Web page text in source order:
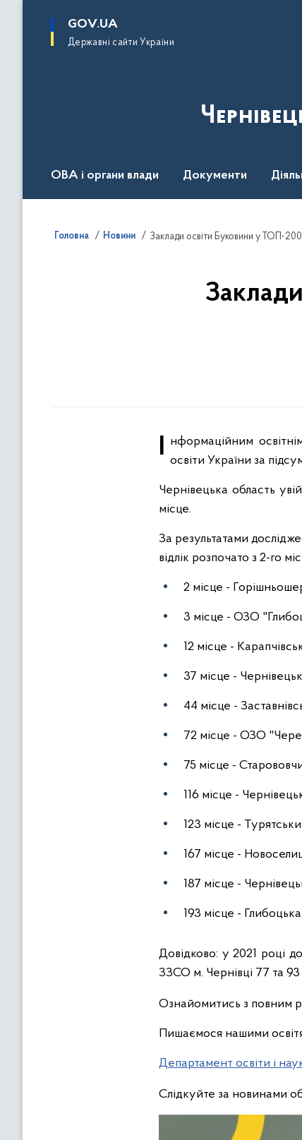
основного
GOV.UA
Державні сайти України
ОВА і органи влади Документи
Головна Новини Заклади освіти Буковини у ТОП-200
Інформаційним освітнім ресурсом «Освіта.ua» складений рейтинг областей та закладів загальної середньої освіти України за
Чернівецька область
місце.
За результатами
відлік розпочато з 2-го
2 місце -
3 місце - ОЗО
12 місце -
37 місце -
44 місце -
72 місце - ОЗО
75 місце -
116 місце -
123 місце -
167 місце -
187 місце -
193 місце -
Довідково: у 2021 році
ЗЗСО м. Чернівці 77 та 93
Ознайомитись з повним
Пишаємося нашими
Департамент освіти і
Слідкуйте за новинами